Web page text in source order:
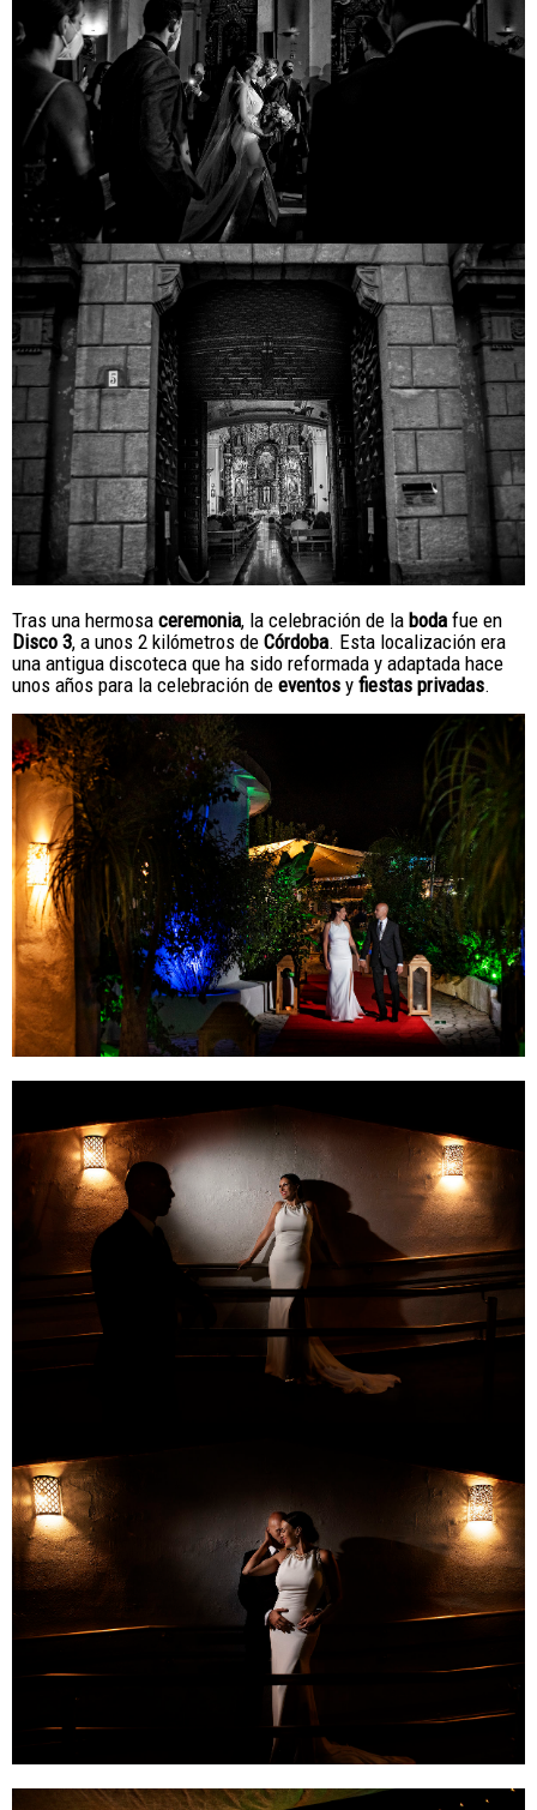
Tras una hermosa ceremonia, la celebración de la boda fue en
Disco 3, a unos 2 kilómetros de Córdoba. Esta localización era
una antigua discoteca que ha sido reformada y adaptada hace
unos años para la celebración de eventos y fiestas privadas.